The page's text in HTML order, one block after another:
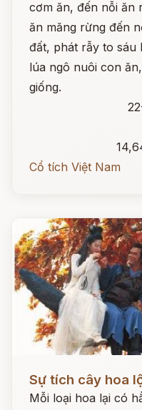
cơm ăn, đến nỗi ăn
ăn măng rừng đến
đất, phát rẫy to sáu
lúa ngô nuôi con
giống.
Cổ tích Việt Nam
Sự tích cây hoa
Mỗi loại hoa lại có